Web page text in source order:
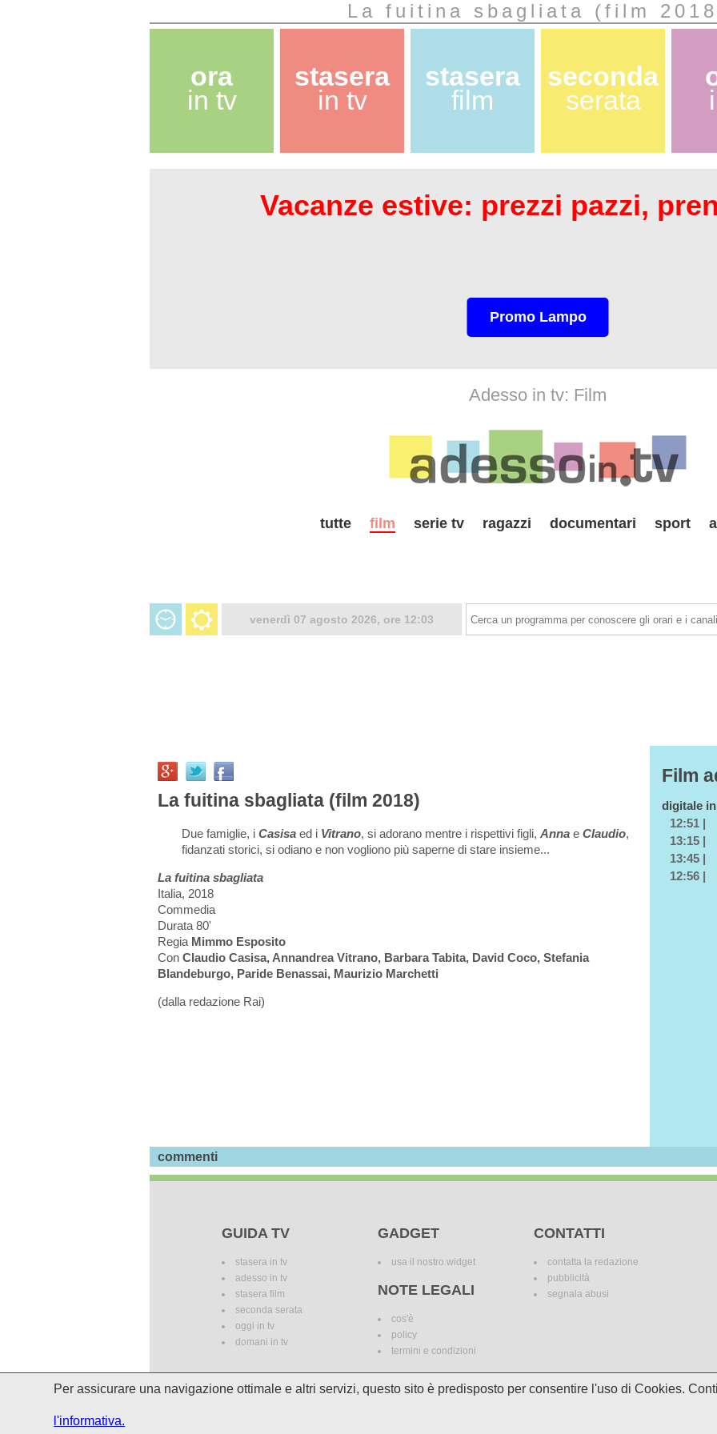
La fuitina sbagliata (film
ora
in tv
stasera
in tv
stasera
film
seconda
serata
Vacanze estive: prezzi pazzi,
Promo Lampo
Adesso in tv: Film
tutte film serie tv ragazzi documentari sport
venerdì 07 agosto 2026, ore 12:03
La fuitina sbagliata (film 2018)
Due famiglie, i Casisa ed i Vitrano, si adorano mentre i rispettivi figli, Anna e Claudio,
fidanzati storici, si odiano e non vogliono più saperne di stare insieme...
La fuitina sbagliata
Italia, 2018
Commedia
Durata 80'
Regia Mimmo Esposito
Con Claudio Casisa, Annandrea Vitrano, Barbara Tabita, David Coco, Stefania
Blandeburgo, Paride Benassai, Maurizio Marchetti
(dalla redazione Rai)
Film
digitale
12:51 |
13:15 |
13:45 |
12:56 |
commenti
GUIDA TV
stasera in tv
adesso in tv
stasera film
seconda serata
oggi in tv
domani in tv
GADGET
usa il nostro widget
NOTE LEGALI
cos'è
policy
termini e condizioni
CONTATTI
contatta la redazione
pubblicità
segnala abusi
I palinsesti potrebbero subire delle variazioni. I marchi dei canali televisivi appartengono ai legittimi proprietari. Le
incomplete e/o errate.
Per assicurare una navigazione ottimale e altri servizi, questo sito è predisposto per consentire l'uso di Cookies.
l'informativa.